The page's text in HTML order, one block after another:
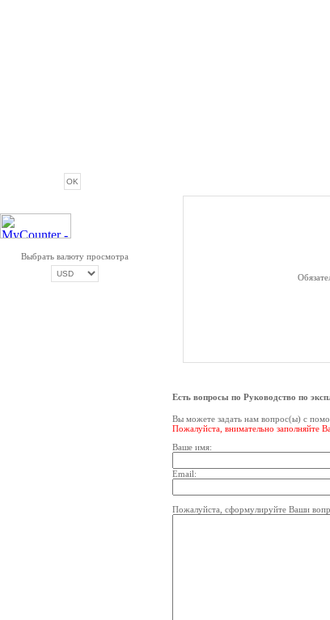
Выбрать валюту просмотра
Есть вопросы по Руководство по
Вы можете задать нам вопрос(ы) с
Пожалуйста, внимательно заполняйте
Ваше имя:
Email:
Пожалуйста, сформулируйте Ваши